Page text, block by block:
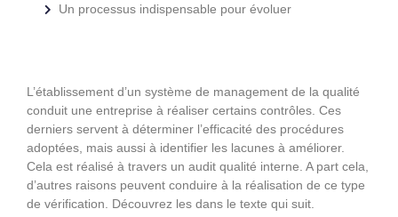
Un processus indispensable pour évoluer
L’établissement d’un système de management de la qualité
conduit une entreprise à réaliser certains contrôles. Ces
derniers servent à déterminer l’efficacité des procédures
adoptées, mais aussi à identifier les lacunes à améliorer.
Cela est réalisé à travers un audit qualité interne. A part cela,
d’autres raisons peuvent conduire à la réalisation de ce type
de vérification. Découvrez les dans le texte qui suit.